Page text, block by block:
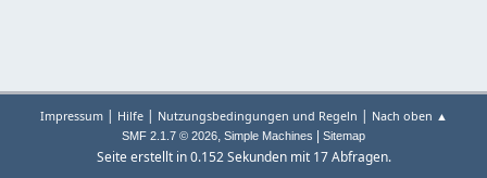
Impressum| Hilfe| Nutzungsbedingungen und Regeln | Nach oben ▲
SMF 2.1.7 © 2026, Simple Machines Sitemap
Seite erstellt in 0.152 Sekunden mit 17 Abfragen.